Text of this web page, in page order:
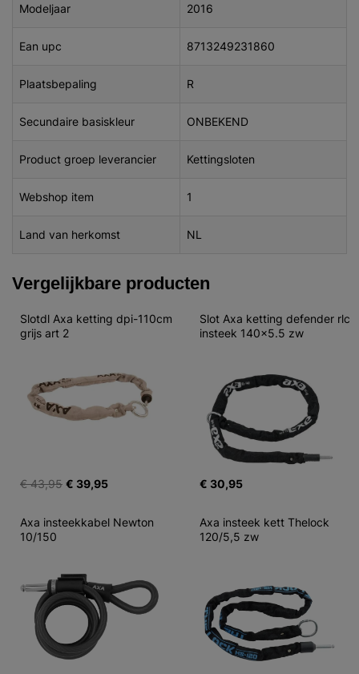
Modeljaar 2016
Ean upc 8713249231860
Plaatsbepaling R
Secundaire basiskleur ONBEKEND
Product groep leverancier Kettingsloten
Webshop item 1
Land van herkomst NL
Vergelijkbare producten
Slotdl Axa ketting dpi-110cm
grijs art 2
€ 43,95 € 39,95
Slot Axa ketting defender rlc
insteek 140x5.5 zw
€ 30,95
Axa insteekkabel Newton
10/150
Axa insteek kett Thelock
120/5,5 zw